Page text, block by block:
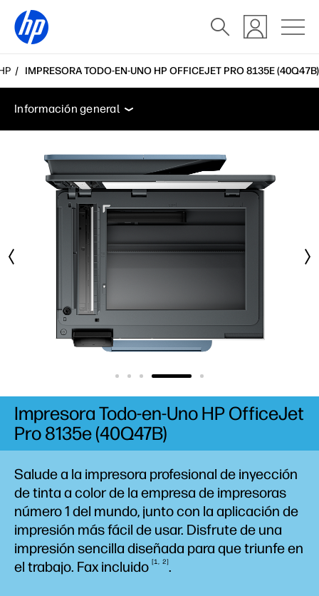
IMPRESORA TODO-EN-UNO HP OFFICEJET PRO 8135E (40Q47B)
Información general Especificaciones
Accesorios
Información general
Especificaciones
Accesorios
Salude a la impresora profesional de inyección
de tinta a color de la empresa de impresoras
número 1 del mundo, junto con la aplicación de
impresión más fácil de usar. Disfrute de una
impresión sencilla diseñada para que triunfe en
el trabajo. Fax incluido 1 2 .
Impresora Todo-en-Uno HP OfficeJet
Pro 8135e (40Q47B)